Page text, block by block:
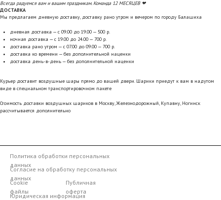
Всегда радуемся вам и вашим праздникам. Команда 12 МЕСЯЦЕВ ❤
ДОСТАВКА
Мы предлагаем дневную доставку, доставку рано утром и вечером по городу Балашиха
дневная доставка — с 09.00 до 19.00 — 500 р.
ночная доставка — с 19.00 до 24.00 — 700 р.
доставка рано утром — с 07.00 до 09.00 — 700 р.
доставка ко времени — без дополнительной наценки
доставка день-в-день — без дополнительной наценки
Курьер доставит воздушные шары прямо до вашей двери. Шарики приедут к вам в надутом
виде в специальном транспортировочном пакете
Стоимость доставки воздушных шариков в Москву, Железнодорожный, Купавну, Ногинск
рассчитывается дополнительно
Политика обработки персональных
данных
Согласие на обработку персональных
данных
Публичная
оферта
Cookie
файлы
Юридическая информация